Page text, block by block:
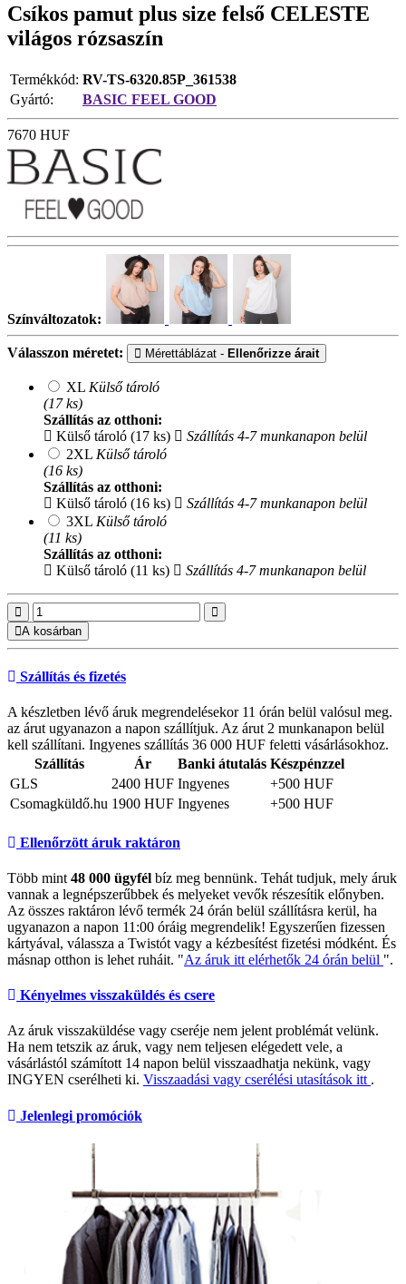
Csíkos pamut plus size felső CELESTE
világos rózsaszín
Termékkód: RV-TS-6320.85P_361538
Gyártó:
BASIC FEEL GOOD
7670 HUF
Színváltozatok:
Válasszon méretet: Mérettáblázat - Ellenőrizze árait
XL Külső tároló
(17 ks)
Szállítás az otthoni:
Külső tároló (17 ks)
Szállítás 4-7 munkanapon belül
2XL Külső tároló
(16 ks)
Szállítás az otthoni:
Külső tároló (16 ks)
Szállítás 4-7 munkanapon belül
3XL Külső tároló
(11 ks)
Szállítás az otthoni:
Külső tároló (11 ks)
Szállítás 4-7 munkanapon belül
A kosárban
Szállítás és fizetés
A készletben lévő áruk megrendelésekor 11 órán belül valósul meg.
az árut ugyanazon a napon szállítjuk. Az árut 2 munkanapon belül
kell szállítani. Ingyenes szállítás 36 000 HUF feletti vásárlásokhoz.
Szállítás
Ár Banki átutalás Készpénzzel
GLS
2400 HUF Ingyenes
+500 HUF
Csomagküldő.hu 1900 HUF Ingyenes +500 HUF
Ellenőrzött áruk raktáron
Több mint 48 000 ügyfél bíz meg bennünk. Tehát tudjuk, mely áruk
vannak a legnépszerűbbek és melyeket vevők részesítik előnyben.
Az összes raktáron lévő termék 24 órán belül szállításra kerül, ha
ugyanazon a napon 11:00 óráig megrendelik! Egyszerűen fizessen
kártyával, válassza a Twistót vagy a kézbesítést fizetési módként. És
másnap otthon is lehet ruháit. "Az áruk itt elérhetők 24 órán belül ".
Kényelmes visszaküldés és csere
Az áruk visszaküldése vagy cseréje nem jelent problémát velünk.
Ha nem tetszik az áruk, vagy nem teljesen elégedett vele, a
vásárlástól számított 14 napon belül visszaadhatja nekünk, vagy
INGYEN cserélheti ki. Visszaadási vagy cserélési utasítások itt .
Jelenlegi promóciók